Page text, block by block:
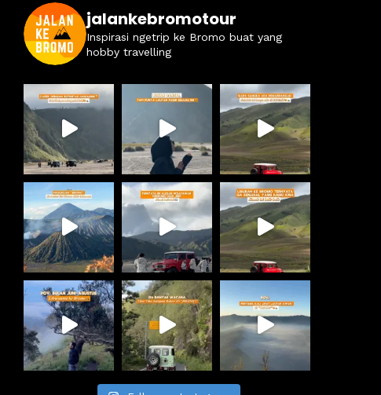
jalankebromotour
Inspirasi ngetrip ke Bromo buat yang
hobby travelling